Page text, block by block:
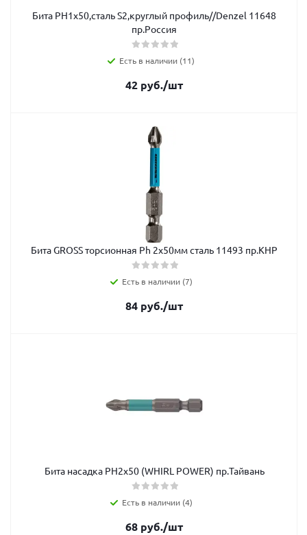
Бита РН1х50,сталь S2,круглый профиль//Denzel 11648
пр.Россия
Есть в наличии (11)
42 руб./шт
Бита GROSS торсионная Рh 2x50мм сталь 11493 пр.КНР
Есть в наличии (7)
84 руб./шт
Бита насадка PН2х50 (WHIRL POWER) пр.Тайвань
Есть в наличии (4)
68 руб./шт